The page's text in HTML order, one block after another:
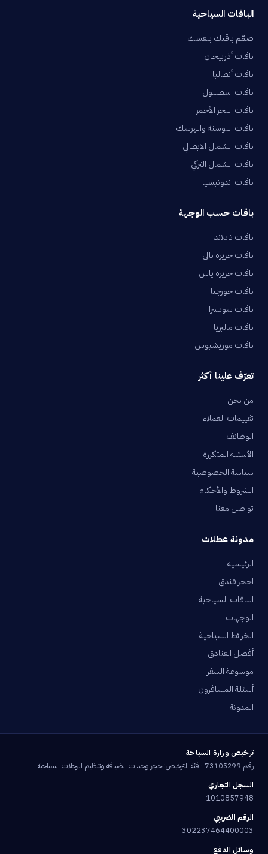
الباقات السياحية
صمّم باقتك بنفسك
باقات أذربيجان
باقات أنطاليا
باقات اسطنبول
باقات البحر الأحمر
باقات البوسنة والهرسك
باقات الشمال الايطالي
باقات الشمال التركي
باقات اندونيسيا
باقات حسب الوجهة
باقات تايلاند
باقات جزيرة بالي
باقات جزيرة ياس
باقات جورجيا
باقات سويسرا
باقات ماليزيا
باقات موريشيوس
تعرّف علينا أكثر
من نحن
تقييمات العملاء
الوظائف
الأسئلة المتكررة
سياسة الخصوصية
الشروط والأحكام
تواصل معنا
مدونة عطلات
الرئيسية
احجز فندق
الباقات السياحية
الوجهات
الخرائط السياحية
أفضل الفنادق
موسوعة السفر
أسئلة المسافرون
المدونة
ترخيص وزارة السياحة
رقم 73105299 · فئة الترخيص: حجز وحدات الضيافة وتنظيم الرحلات السياحية
السجل التجاري
1010857948
الرقم الضريبي
302237464400003
وسائل الدفع